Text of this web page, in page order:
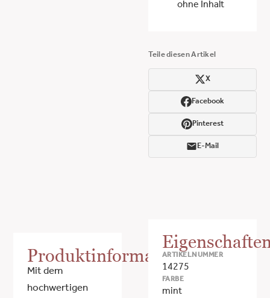
ohne Inhalt
Teile diesen Artikel
X
Facebook
Pinterest
E-Mail
Produktinformationen
Mit dem
hochwertigen
ARTIKELNUMMER
14275
FARBE
mint